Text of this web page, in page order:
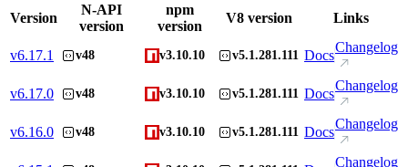
Version
N-API
version
npm
version
V8 version Links
v6.17.1 v48 v3.10.10 v5.1.281.111 Docs
Changelog
v6.17.0 v48 v3.10.10 v5.1.281.111 Docs
Changelog
v6.16.0 v48 v3.10.10 v5.1.281.111 Docs
Changelog
Changelog